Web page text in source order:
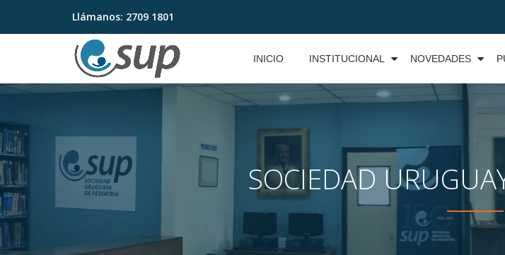
Saltar
Llámanos: 2709 1801
INICIO INSTITUCIONAL NOVEDADES
SOCIEDAD